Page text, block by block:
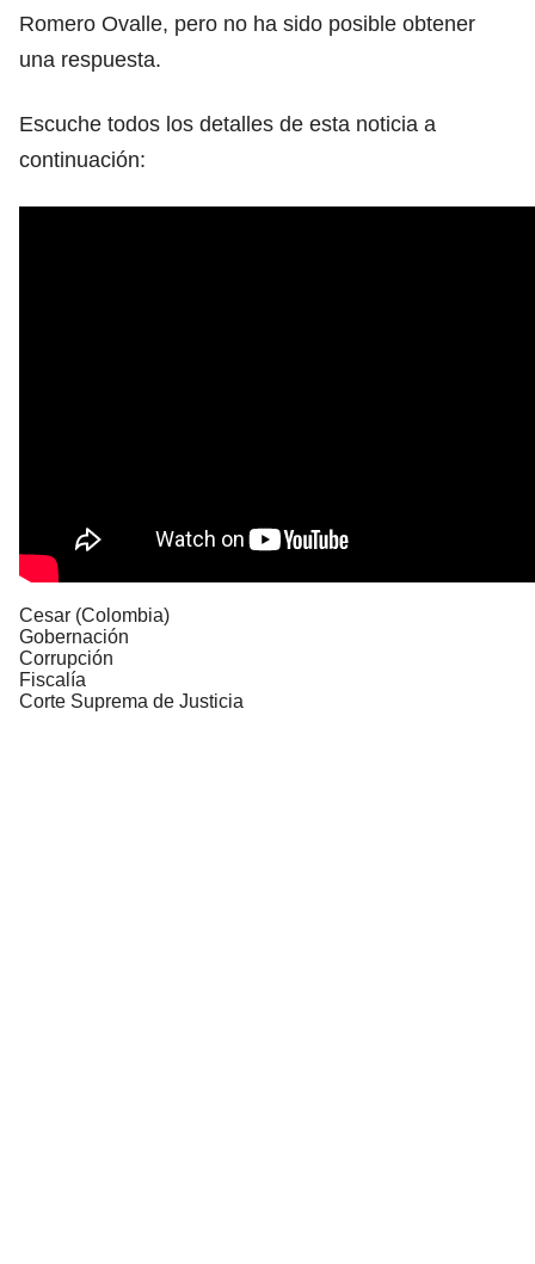
Romero Ovalle, pero no ha sido posible obtener
una respuesta.
Escuche todos los detalles de esta noticia a
continuación:
Cesar (Colombia)
Gobernación
Corrupción
Fiscalía
Corte Suprema de Justicia